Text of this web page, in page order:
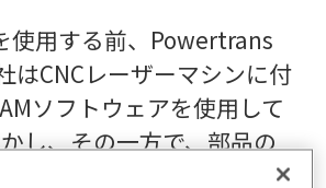
使用する前、Powertrans
CNCレーザーマシンに付
ソフトウェアを使用して
し、その一方で、部品の